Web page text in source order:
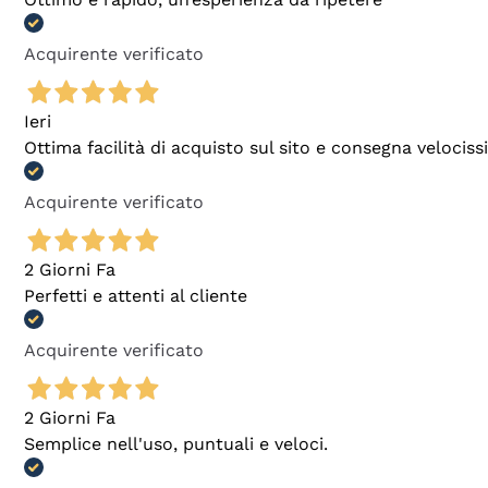
Acquirente verificato
Ieri
Ottima facilità di acquisto sul sito e consegna
Acquirente verificato
2 Giorni Fa
Perfetti e attenti al cliente
Acquirente verificato
2 Giorni Fa
Semplice nell'uso, puntuali e veloci.